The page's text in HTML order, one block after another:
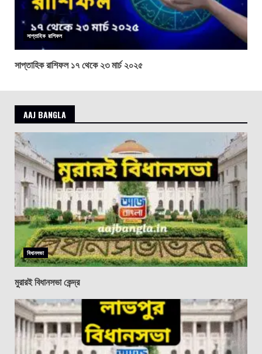
সাপ্তাহিক রাশিফল
সাপ্তাহিক রাশিফল ১৭ থেকে ২৩ মার্চ ২০২৫
AAJ BANGLA
বিধানসভা
মুরারই বিধানসভা কেন্দ্র